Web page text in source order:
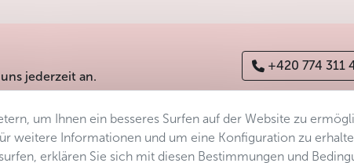
auch glutenfrei serviert werden
Verzehr alkoholfreier Getränke:
jederzeit an.
+420 774 311
Manage consent Sitemap
um Ihnen ein besseres Surfen auf der Website zu
weitere Informationen und um eine Konfiguration zu
erklären Sie sich mit diesen Bestimmungen und